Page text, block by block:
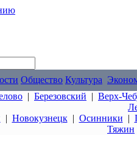
Общество Культура
| Березовский | Верх-
| Новокузнецк| Осинники |
Тяжин